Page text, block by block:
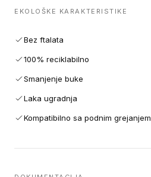
EKOLOŠKE KARAKTERISTIKE
Bez ftalata
100% reciklabilno
Smanjenje buke
Laka ugradnja
Kompatibilno sa podnim grejanjem